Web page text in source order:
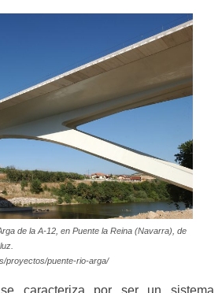
de la A-12, en Puente la Reina (Navarra), de
proyectos/puente-rio-arga/
caracteriza por ser un sistema